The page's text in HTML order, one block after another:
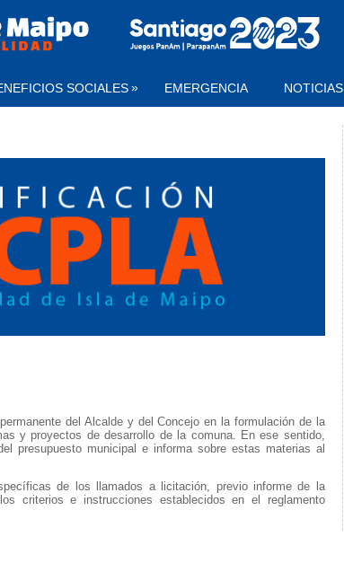
SOCIALES » EMERGENCIA NOTICIAS
del Alcalde y del Concejo en la formulación de la
y proyectos de desarrollo de la comuna. En ese sentido,
presupuesto municipal e informa sobre estas materias al
de los llamados a licitación, previo informe de la
criterios e instrucciones establecidos en el reglamento